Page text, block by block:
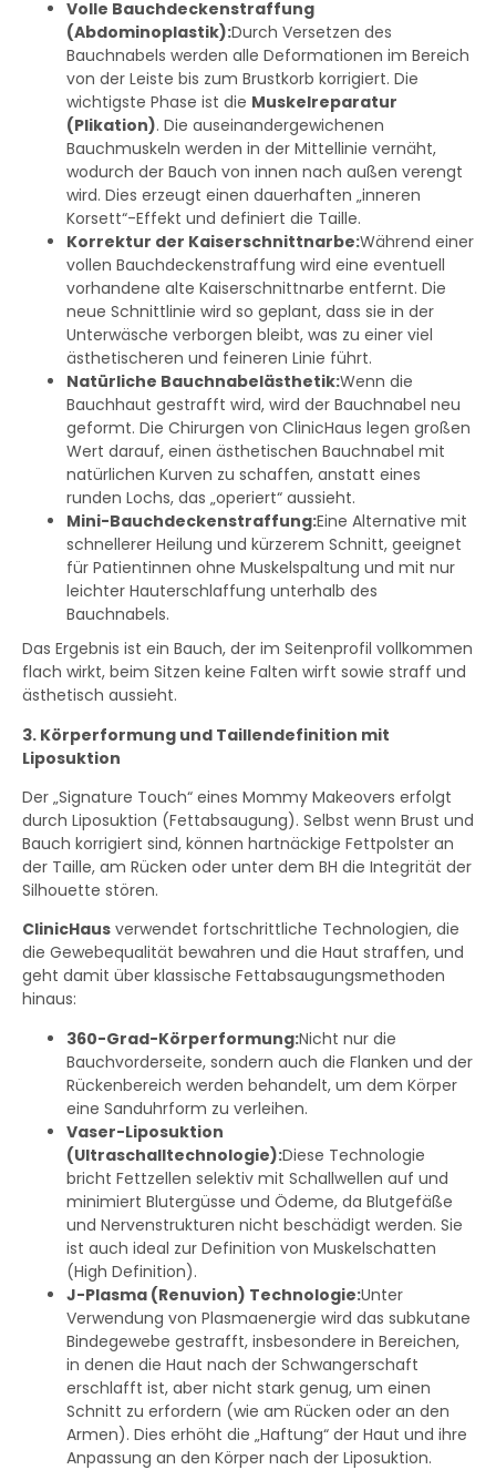
Volle Bauchdeckenstraffung
(Abdominoplastik):Durch Versetzen des
Bauchnabels werden alle Deformationen im Bereich
von der Leiste bis zum Brustkorb korrigiert. Die
wichtigste Phase ist die Muskelreparatur
(Plikation). Die auseinandergewichenen
Bauchmuskeln werden in der Mittellinie vernäht,
wodurch der Bauch von innen nach außen verengt
wird. Dies erzeugt einen dauerhaften „inneren
Korsett“-Effekt und definiert die Taille.
Korrektur der Kaiserschnittnarbe:Während einer
vollen Bauchdeckenstraffung wird eine eventuell
vorhandene alte Kaiserschnittnarbe entfernt. Die
neue Schnittlinie wird so geplant, dass sie in der
Unterwäsche verborgen bleibt, was zu einer viel
ästhetischeren und feineren Linie führt.
Natürliche Bauchnabelästhetik:Wenn die
Bauchhaut gestrafft wird, wird der Bauchnabel neu
geformt. Die Chirurgen von ClinicHaus legen großen
Wert darauf, einen ästhetischen Bauchnabel mit
natürlichen Kurven zu schaffen, anstatt eines
runden Lochs, das „operiert“ aussieht.
Mini-Bauchdeckenstraffung:Eine Alternative mit
schnellerer Heilung und kürzerem Schnitt, geeignet
für Patientinnen ohne Muskelspaltung und mit nur
leichter Hauterschlaffung unterhalb des
Bauchnabels.
Das Ergebnis ist ein Bauch, der im Seitenprofil vollkommen
flach wirkt, beim Sitzen keine Falten wirft sowie straff und
ästhetisch aussieht.
3. Körperformung und Taillendefinition mit
Liposuktion
Der „Signature Touch“ eines Mommy Makeovers erfolgt
durch Liposuktion (Fettabsaugung). Selbst wenn Brust und
Bauch korrigiert sind, können hartnäckige Fettpolster an
der Taille, am Rücken oder unter dem BH die Integrität der
Silhouette stören.
ClinicHaus verwendet fortschrittliche Technologien, die
die Gewebequalität bewahren und die Haut straffen, und
geht damit über klassische Fettabsaugungsmethoden
hinaus:
360-Grad-Körperformung:Nicht nur die
Bauchvorderseite, sondern auch die Flanken und der
Rückenbereich werden behandelt, um dem Körper
eine Sanduhrform zu verleihen.
Vaser-Liposuktion
(Ultraschalltechnologie):Diese Technologie
bricht Fettzellen selektiv mit Schallwellen auf und
minimiert Blutergüsse und Ödeme, da Blutgefäße
und Nervenstrukturen nicht beschädigt werden. Sie
ist auch ideal zur Definition von Muskelschatten
(High Definition).
J-Plasma (Renuvion) Technologie:Unter
Verwendung von Plasmaenergie wird das subkutane
Bindegewebe gestrafft, insbesondere in Bereichen,
in denen die Haut nach der Schwangerschaft
erschlafft ist, aber nicht stark genug, um einen
Schnitt zu erfordern (wie am Rücken oder an den
Armen). Dies erhöht die „Haftung“ der Haut und ihre
Anpassung an den Körper nach der Liposuktion.